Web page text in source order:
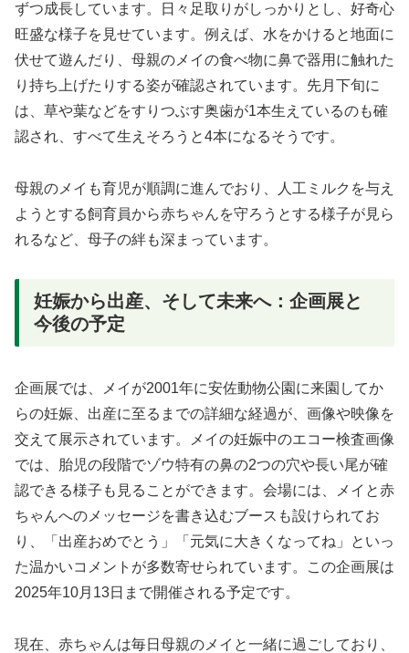
ずつ成長しています。日々足取りがしっかりとし、好奇心
旺盛な様子を見せています。例えば、水をかけると地面に
伏せて遊んだり、母親のメイの食べ物に鼻で器用に触れた
り持ち上げたりする姿が確認されています。先月下旬に
は、草や葉などをすりつぶす奥歯が1本生えているのも確
認され、すべて生えそろうと4本になるそうです。
母親のメイも育児が順調に進んでおり、人工ミルクを与え
ようとする飼育員から赤ちゃんを守ろうとする様子が見ら
れるなど、母子の絆も深まっています。
妊娠から出産、そして未来へ：企画展と
今後の予定
企画展では、メイが2001年に安佐動物公園に来園してか
らの妊娠、出産に至るまでの詳細な経過が、画像や映像を
交えて展示されています。メイの妊娠中のエコー検査画像
では、胎児の段階でゾウ特有の鼻の2つの穴や長い尾が確
認できる様子も見ることができます。会場には、メイと赤
ちゃんへのメッセージを書き込むブースも設けられてお
り、「出産おめでとう」「元気に大きくなってね」といっ
た温かいコメントが多数寄せられています。この企画展は
2025年10月13日まで開催される予定です。
現在、赤ちゃんは毎日母親のメイと一緒に過ごしており、